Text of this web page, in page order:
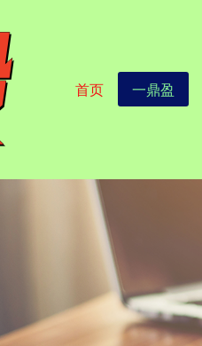
首页 一鼎盈